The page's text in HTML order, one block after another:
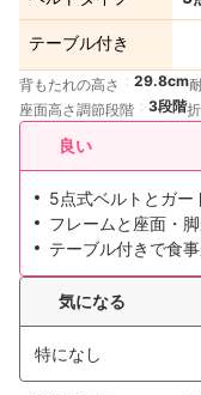
テーブル付き
背もたれの高さ 29.8cm
座面高さ調節段階
3段階
良い
5点式ベルトとガー
フレームと座面・
テーブル付きで食
気になる
特になし